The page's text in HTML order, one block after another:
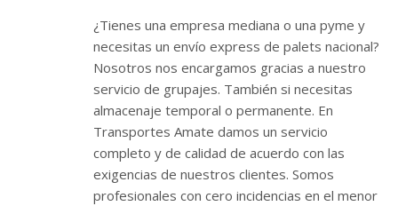
¿Tienes una empresa mediana o una pyme y
necesitas un envío express de palets nacional?
Nosotros nos encargamos gracias a nuestro
servicio de grupajes. También si necesitas
almacenaje temporal o permanente. En
Transportes Amate damos un servicio
completo y de calidad de acuerdo con las
exigencias de nuestros clientes. Somos
profesionales con cero incidencias en el menor